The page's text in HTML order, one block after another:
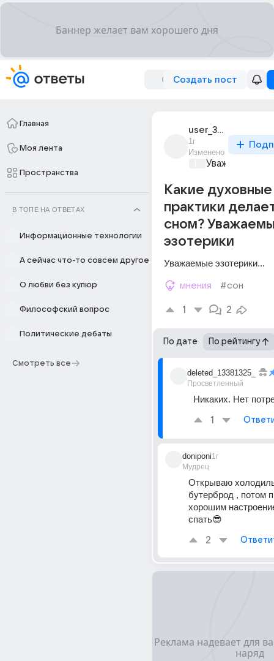
Создать пост
Главная
Моя лента
Пространства
В ТОПЕ НА ОТВЕТАХ
Информационные технологии
А сейчас что-то совсем другое
О любви без купюр
Философский вопрос
Политические дебаты
Смотреть все
user_316914903
1г
Изменено
Уважаемый
Какие духовные
практики
сном?
эзотерики
Уважаемые эзотерики...
мнения #сон
1 2
По дате По рейтингу
deleted_13381325_
Просветленный
Никаких. Нет
1
doniponi
Мудрец
1г
Открываю
бутерброд , потом
хорошим
спать😎
2